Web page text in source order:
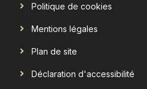
Politique de cookies
Mentions légales
Plan de site
Déclaration d'accessibilité